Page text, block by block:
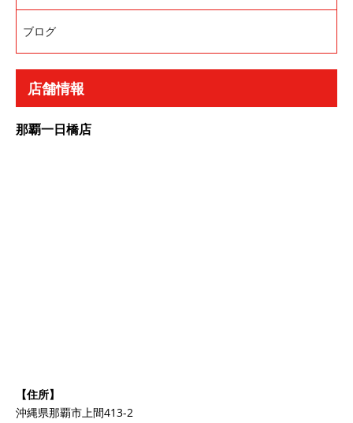
ブログ
店舗情報
那覇一日橋店
【住所】
沖縄県那覇市上間413-2